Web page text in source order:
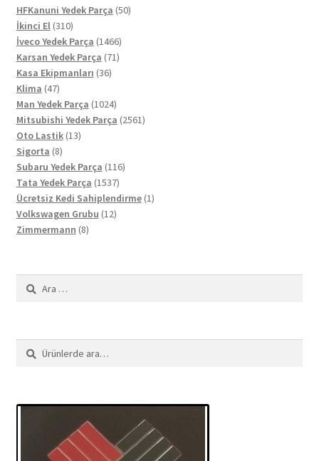
ürün
HFKanuni Yedek Parça 5050
İkinci El 310310
ürün
İveco Yedek Parça 14661466
ürün
Karsan Yedek Parça 7171
Kasa Ekipmanları 3636
Klima 4747
ürün
Man Yedek Parça 10241024
ürün
Mitsubishi Yedek Parça 25612561
Oto Lastik 1313
Sigorta 88
ürün
Subaru Yedek Parça 116116
Tata Yedek Parça 15371537
ürün
Ücretsiz Kedi Sahiplendirme 11
Volkswagen Grubu 1212
Zimmermann 88
Arama:
Ara:
Ara